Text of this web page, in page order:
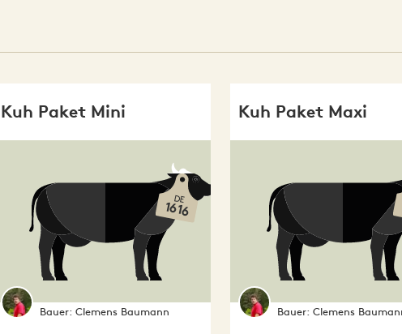
Kuh Paket Mini
DE
1616
Bauer: Clemens Baumann
Kuh Paket Maxi
Bauer: Clemens